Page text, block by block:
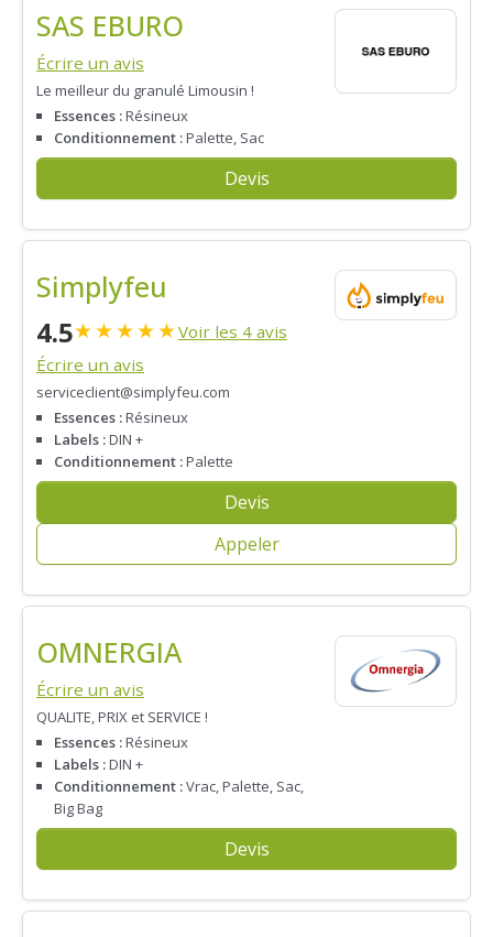
SAS EBURO
Écrire un avis
Le meilleur du granulé Limousin !
Essences :Résineux
Conditionnement :Palette, Sac
Devis
Simplyfeu
4.5★★★★★Voir les 4 avis
Écrire un avis
serviceclient@simplyfeu.com
Essences :Résineux
Labels :DIN +
Conditionnement :Palette
Devis
Appeler
OMNERGIA
Écrire un avis
QUALITE, PRIX et SERVICE !
Essences :Résineux
Labels :DIN +
Conditionnement :Vrac, Palette, Sac,
Big Bag
Devis